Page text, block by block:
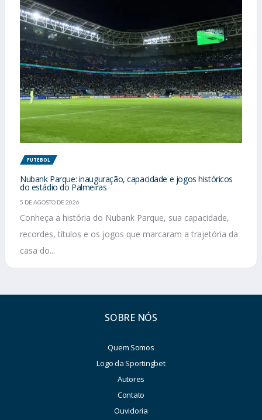
FUTEBOL
Nubank Parque: inauguração, capacidade e jogos históricos
do estádio do Palmeiras
5 DE AGOSTO DE 2026
Conheça a história do Nubank Parque, sua capacidade,
recordes, títulos e os jogos que marcaram a trajetória da
casa do...
SOBRE NÓS
Quem Somos
Logo da Sportingbet
Autores
Contato
Ouvidoria